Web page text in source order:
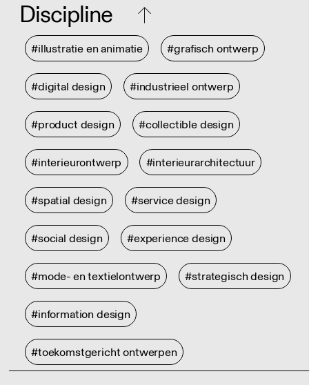
Discipline
#illustratie en animatie #grafisch ontwerp
#digital design #industrieel ontwerp
#product design #collectible design
#interieurontwerp #interieurarchitectuur
#spatial design #service design
#social design #experience design
#mode- en textielontwerp #strategisch design
#information design
#toekomstgericht ontwerpen